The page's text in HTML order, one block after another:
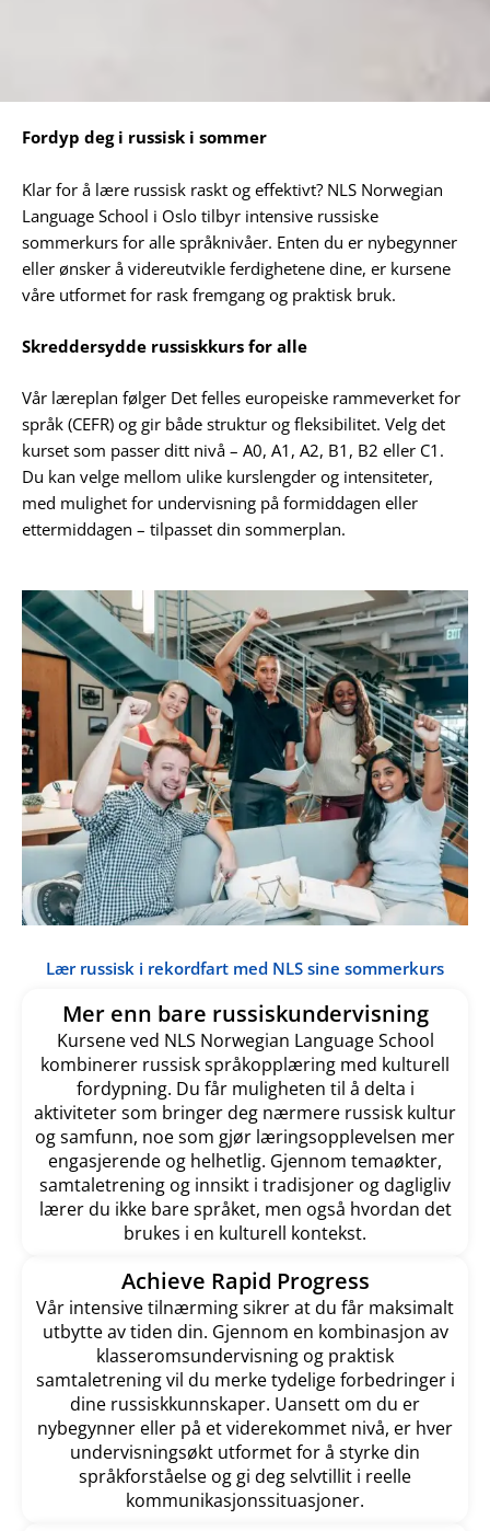
Fordyp deg i russisk i sommer
Klar for å lære russisk raskt og effektivt? NLS Norwegian
Language School i Oslo tilbyr intensive russiske
sommerkurs for alle språknivåer. Enten du er nybegynner
eller ønsker å videreutvikle ferdighetene dine, er kursene
våre utformet for rask fremgang og praktisk bruk.
Skreddersydde russiskkurs for alle
Vår læreplan følger Det felles europeiske rammeverket for
språk (CEFR) og gir både struktur og fleksibilitet. Velg det
kurset som passer ditt nivå – A0, A1, A2, B1, B2 eller C1.
Du kan velge mellom ulike kurslengder og intensiteter,
med mulighet for undervisning på formiddagen eller
ettermiddagen – tilpasset din sommerplan.
Lær russisk i rekordfart med NLS sine sommerkurs
Mer enn bare russiskundervisning
Kursene ved NLS Norwegian Language School
kombinerer russisk språkopplæring med kulturell
fordypning. Du får muligheten til å delta i
aktiviteter som bringer deg nærmere russisk kultur
og samfunn, noe som gjør læringsopplevelsen mer
engasjerende og helhetlig. Gjennom temaøkter,
samtaletrening og innsikt i tradisjoner og dagligliv
lærer du ikke bare språket, men også hvordan det
brukes i en kulturell kontekst.
Achieve Rapid Progress
Vår intensive tilnærming sikrer at du får maksimalt
utbytte av tiden din. Gjennom en kombinasjon av
klasseromsundervisning og praktisk
samtaletrening vil du merke tydelige forbedringer i
dine russiskkunnskaper. Uansett om du er
nybegynner eller på et viderekommet nivå, er hver
undervisningsøkt utformet for å styrke din
språkforståelse og gi deg selvtillit i reelle
kommunikasjonssituasjoner.